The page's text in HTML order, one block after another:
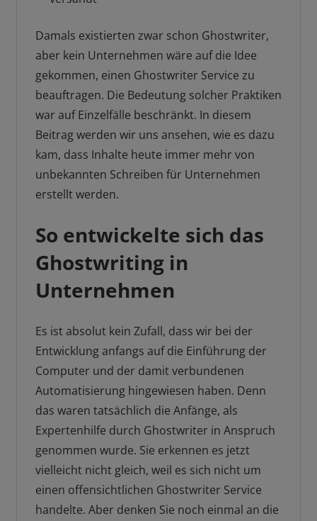
Damals existierten zwar schon Ghostwriter,
aber kein Unternehmen wäre auf die Idee
gekommen, einen Ghostwriter Service zu
beauftragen. Die Bedeutung solcher Praktiken
war auf Einzelfälle beschränkt. In diesem
Beitrag werden wir uns ansehen, wie es dazu
kam, dass Inhalte heute immer mehr von
unbekannten Schreiben für Unternehmen
erstellt werden.
So entwickelte sich das
Ghostwriting in
Unternehmen
Es ist absolut kein Zufall, dass wir bei der
Entwicklung anfangs auf die Einführung der
Computer und der damit verbundenen
Automatisierung hingewiesen haben. Denn
das waren tatsächlich die Anfänge, als
Expertenhilfe durch Ghostwriter in Anspruch
genommen wurde. Sie erkennen es jetzt
vielleicht nicht gleich, weil es sich nicht um
einen offensichtlichen Ghostwriter Service
handelte. Aber denken Sie noch einmal an die